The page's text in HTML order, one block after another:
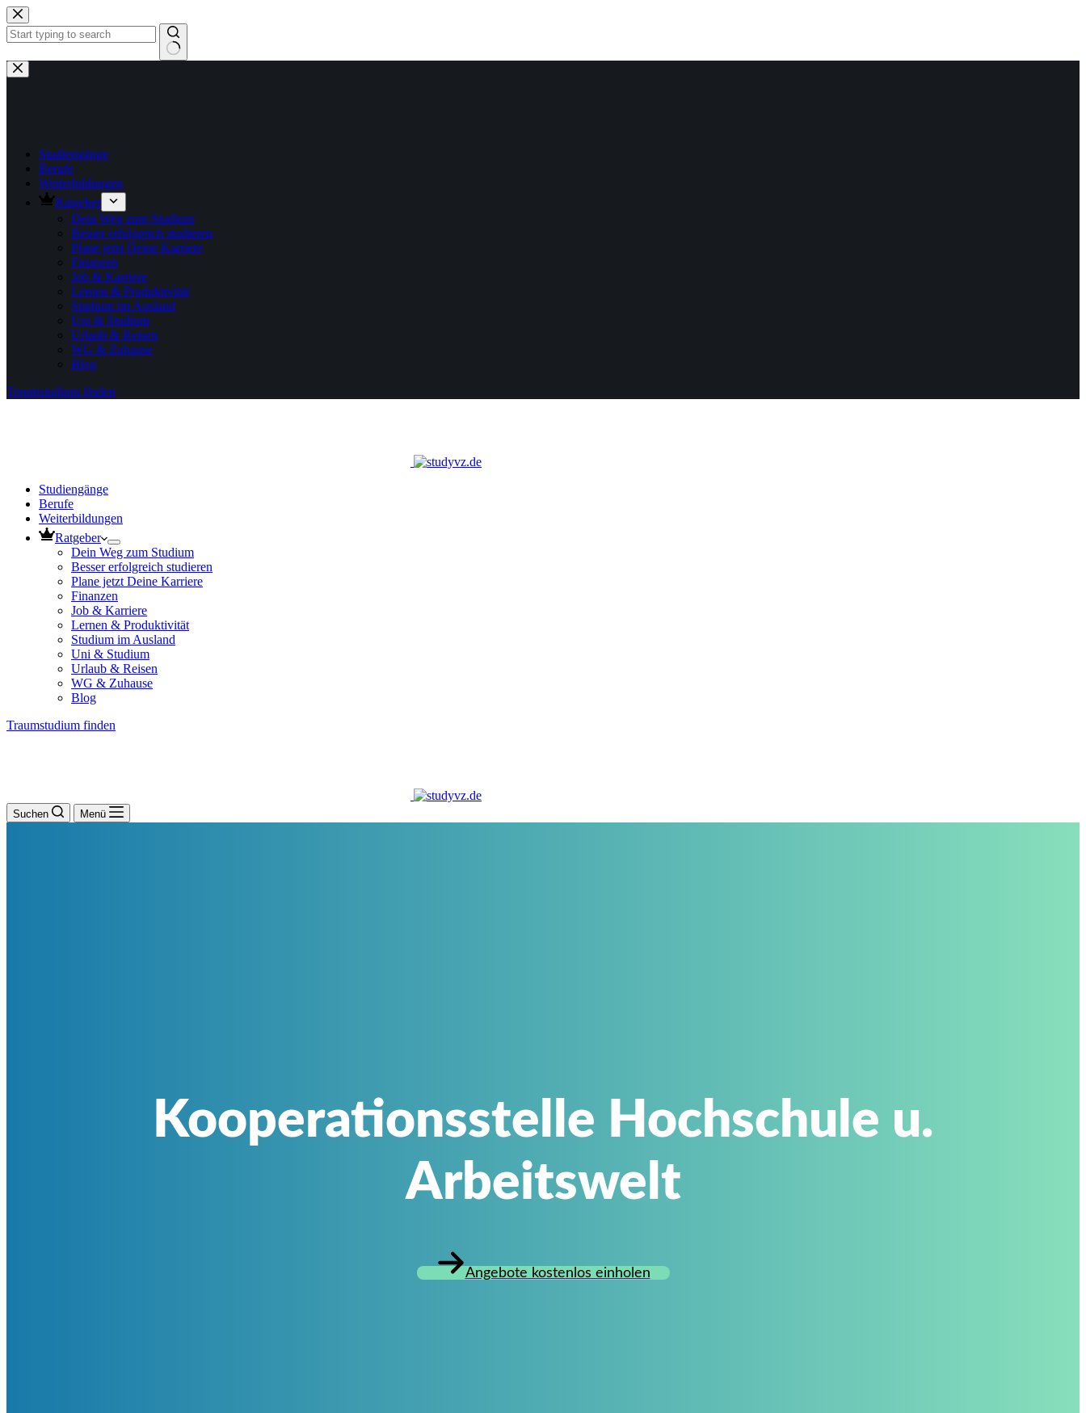
Zum
Inhalt
springen
Keine
Ergebnisse
Studiengänge
Berufe
Weiterbildungen
Ratgeber
Dein Weg zum Studium
Besser erfolgreich studieren
Plane jetzt Deine Karriere
Finanzen
Job & Karriere
Lernen & Produktivität
Studium im Ausland
Uni & Studium
Urlaub & Reisen
WG & Zuhause
Blog
Traumstudium finden
Studiengänge
Berufe
Weiterbildungen
Ratgeber
Dein Weg zum Studium
Besser erfolgreich studieren
Plane jetzt Deine Karriere
Finanzen
Job & Karriere
Lernen & Produktivität
Studium im Ausland
Uni & Studium
Urlaub & Reisen
WG & Zuhause
Blog
Traumstudium finden
Suchen Menü
Kooperationsstelle Hochschule u.
Arbeitswelt
Angebote kostenlos einholen